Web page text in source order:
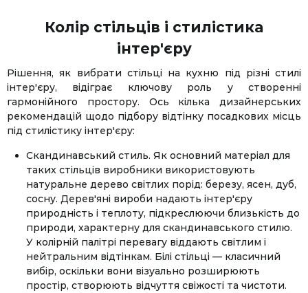
Колір стільців і стилістика
інтер'єру
Рішення, як вибрати стільці на кухню під різні стилі
інтер'єру, відіграє ключову роль у створенні
гармонійного простору. Ось кілька дизайнерських
рекомендацій щодо підбору відтінку посадкових місць
під стилістику інтер'єру:
Скандинавський стиль. Як основний матеріал для
таких стільців виробники використовують
натуральне дерево світлих порід: березу, ясен, дуб,
сосну. Дерев'яні вироби надають інтер'єру
природність і теплоту, підкреслюючи близькість до
природи, характерну для скандинавського стилю.
У колірній палітрі перевагу віддають світлим і
нейтральним відтінкам. Білі стільці — класичний
вибір, оскільки вони візуально розширюють
простір, створюють відчуття свіжості та чистоти.